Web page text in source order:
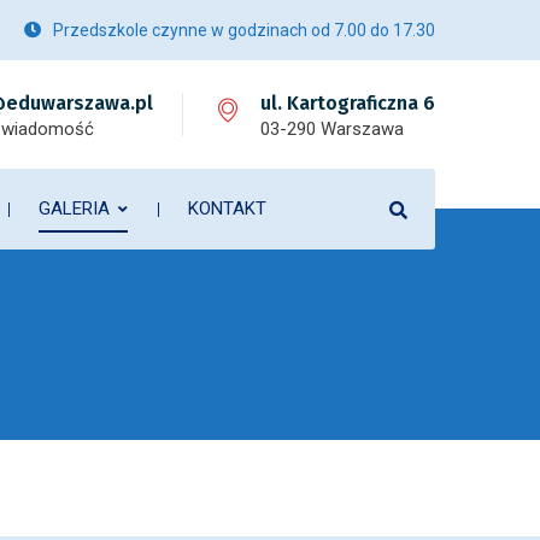
Przedszkole czynne w godzinach od 7.00 do 17.30
ul. Kartograficzna 6
03-290 Warszawa
GALERIA KONTAKT